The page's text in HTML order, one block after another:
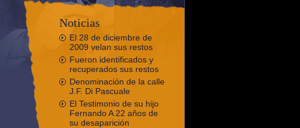
Noticias
El 28 de diciembre de
2009 velan sus restos
Fueron identificados y
recuperados sus restos
Denominación de la calle
J.F. Di Pascuale
El Testimonio de su hijo
Fernando A 22 años de
su desaparición